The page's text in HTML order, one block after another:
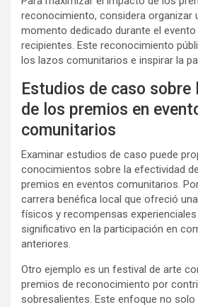
reconocimiento, considera organizar
momento dedicado durante el
recipientes. Este reconocimiento
los lazos comunitarios e inspirar la
Estudios de caso
de los premios en
comunitarios
Examinar estudios de caso puede
conocimientos sobre la efectividad
premios en eventos comunitarios.
carrera benéfica local que ofreció
físicos y recompensas
significativo en la participación en
anteriores.
Otro ejemplo es un festival de arte
premios de reconocimiento por
sobresalientes. Este enfoque no